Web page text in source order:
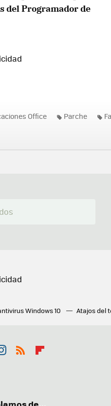
del Programador de
Office Parche
Windows 10 Atajos del